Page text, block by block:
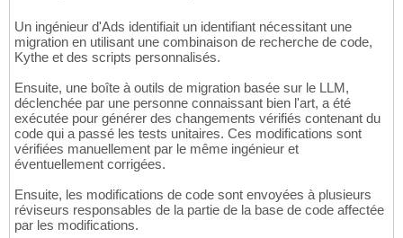
Un ingénieur d'Ads identifiait un identifiant nécessitant une
migration en utilisant une combinaison de recherche de code,
Kythe et des scripts personnalisés.
Ensuite, une boîte à outils de migration basée sur le LLM,
déclenchée par une personne connaissant bien l'art, a été
exécutée pour générer des changements vérifiés contenant du
code qui a passé les tests unitaires. Ces modifications sont
vérifiées manuellement par le même ingénieur et
éventuellement corrigées.
Ensuite, les modifications de code sont envoyées à plusieurs
réviseurs responsables de la partie de la base de code affectée
par les modifications.